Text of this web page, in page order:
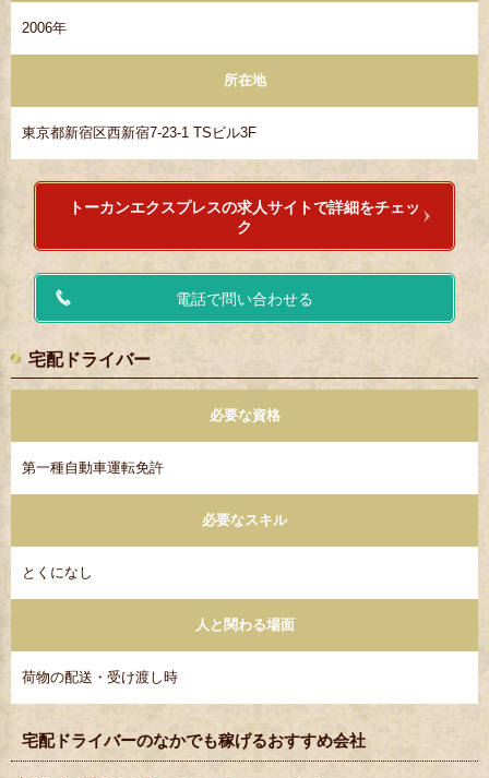
2006年
所在地
東京都新宿区西新宿7-23-1 TSビル3F
トーカンエクスプレスの求人サイトで詳細をチェッ
ク
電話で問い合わせる
宅配ドライバー
必要な資格
第一種自動車運転免許
必要なスキル
とくになし
人と関わる場面
荷物の配送・受け渡し時
宅配ドライバーのなかでも稼げるおすすめ会社